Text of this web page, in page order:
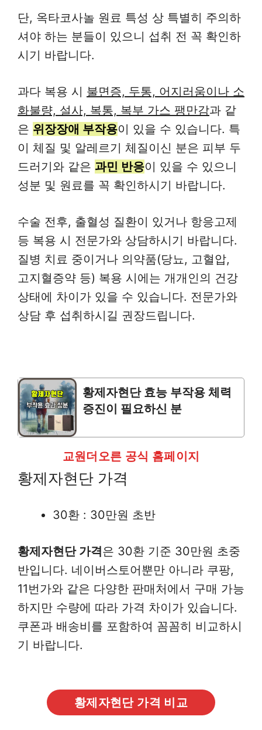
단, 옥타코사놀 원료 특성 상 특별히 주의하
셔야 하는 분들이 있으니 섭취 전 꼭 확인하
시기 바랍니다.
과다 복용 시 불면증, 두통, 어지러움이나 소
화불량, 설사, 복통, 복부 가스 팽만감과 같
은 위장장애 부작용이 있을 수 있습니다. 특
이 체질 및 알레르기 체질이신 분은 피부 두
드러기와 같은 과민 반응이 있을 수 있으니
성분 및 원료를 꼭 확인하시기 바랍니다.
수술 전후, 출혈성 질환이 있거나 항응고제
등 복용 시 전문가와 상담하시기 바랍니다.
질병 치료 중이거나 의약품(당뇨, 고혈압,
고지혈증약 등) 복용 시에는 개개인의 건강
상태에 차이가 있을 수 있습니다. 전문가와
상담 후 섭취하시길 권장드립니다.
황제자현단 효능 부작용 체력
증진이 필요하신 분
교원더오른 공식 홈페이지
황제자현단 가격
30환 : 30만원 초반
황제자현단 가격은 30환 기준 30만원 초중
반입니다. 네이버스토어뿐만 아니라 쿠팡,
11번가와 같은 다양한 판매처에서 구매 가능
하지만 수량에 따라 가격 차이가 있습니다.
쿠폰과 배송비를 포함하여 꼼꼼히 비교하시
기 바랍니다.
황제자현단 가격 비교